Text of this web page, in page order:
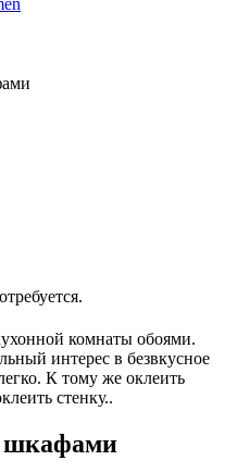
комнаты обоями.
интерес в безвкусное
К тому же оклеить
стенку..
шкафами